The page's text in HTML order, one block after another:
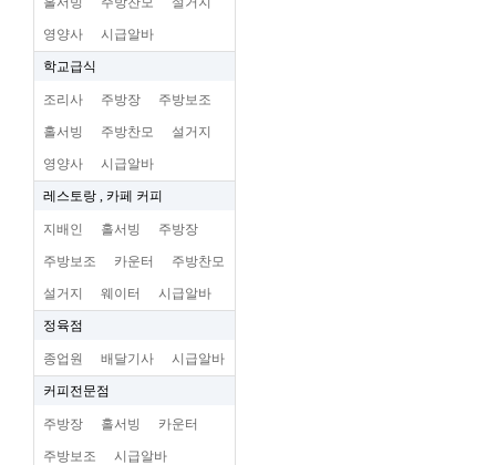
영양사 시급알바
학교급식
조리사 주방장 주방보조
홀서빙 주방찬모 설거지
영양사 시급알바
레스토랑 , 카페 커피
지배인 홀서빙 주방장
주방보조 카운터 주방찬모
설거지 웨이터 시급알바
정육점
종업원 배달기사 시급알바
커피전문점
주방장 홀서빙 카운터
주방보조 시급알바